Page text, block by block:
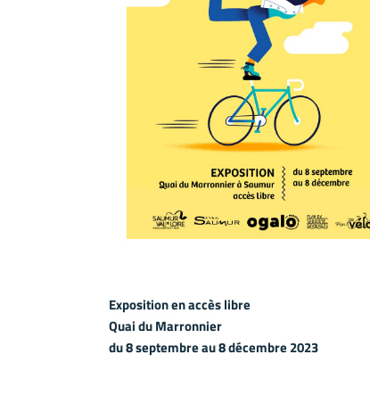
Exposition en accès libre
Quai du Marronnier
du 8 septembre au 8 décembre 2023